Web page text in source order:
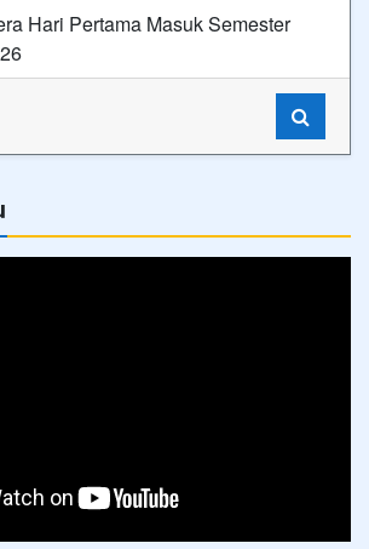
Hari Pertama Masuk Semester